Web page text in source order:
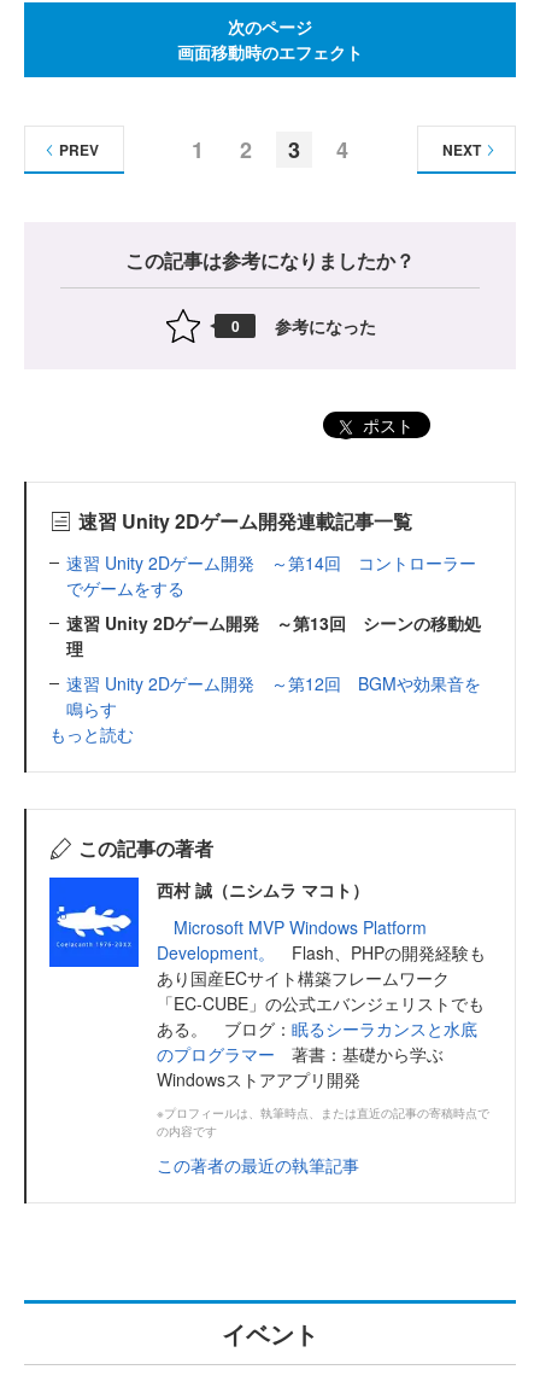
次のページ
画面移動時のエフェクト
1 2 3 4
PREV NEXT
この記事は参考になりましたか？
0 参考になった
ポスト
速習 Unity 2Dゲーム開発連載記事一覧
速習 Unity 2Dゲーム開発 ～第14回 コントローラー
でゲームをする
速習 Unity 2Dゲーム開発 ～第13回 シーンの移動処
理
速習 Unity 2Dゲーム開発 ～第12回 BGMや効果音を
鳴らす
もっと読む
この記事の著者
西村 誠（ニシムラ マコト）
Microsoft MVP Windows Platform
Development。
Flash、PHPの開発経験も
あり国産ECサイト構築フレームワーク
「EC-CUBE」の公式エバンジェリストでも
ある。 ブログ： 眠るシーラカンスと水底
のプログラマー 著書：基礎から学ぶ
Windowsストアアプリ開発
※プロフィールは、執筆時点、または直近の記事の寄稿時点で
の内容です
この著者の最近の執筆記事
イベント